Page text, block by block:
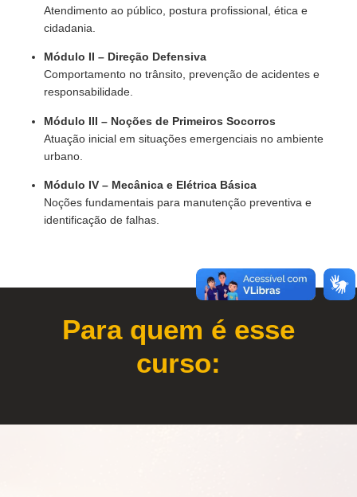
Atendimento ao público, postura profissional, ética e
cidadania.
Módulo II – Direção Defensiva
Comportamento no trânsito, prevenção de acidentes e
responsabilidade.
Módulo III – Noções de Primeiros Socorros
Atuação inicial em situações emergenciais no ambiente
urbano.
Módulo IV – Mecânica e Elétrica Básica
Noções fundamentais para manutenção preventiva e
identificação de falhas.
Para quem é esse
curso: